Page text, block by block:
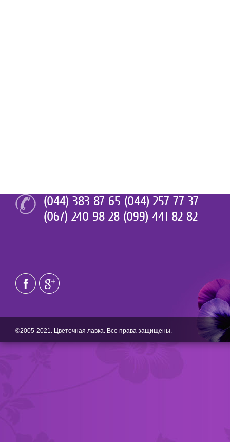
(044) 383 87 65 (044) 257 77 37
(067) 240 98 28 (099) 441 82 82
©2005-2021. Цветочная лавка. Все права защищены.